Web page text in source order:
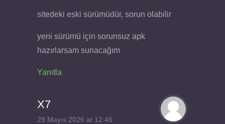
sitedeki eski sürümüdür, sorun olabilir
yeni sürümü için sorunsuz apk
hazırlarsam sunacağım
Yanıtla
X7
29 Mayıs 2026 at 12:46